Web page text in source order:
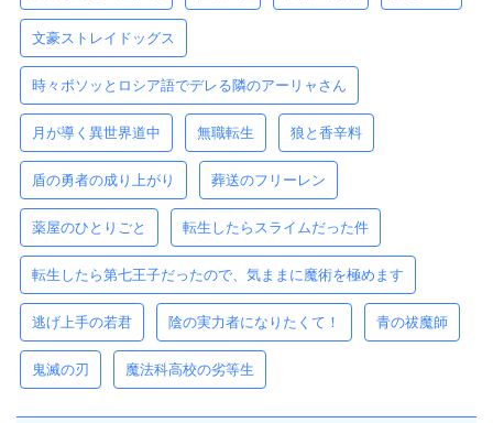
文豪ストレイドッグス
時々ボソッとロシア語でデレる隣のアーリャさん
月が導く異世界道中 無職転生 狼と香辛料
盾の勇者の成り上がり 葬送のフリーレン
薬屋のひとりごと 転生したらスライムだった件
転生したら第七王子だったので、気ままに魔術を極めます
逃げ上手の若君 陰の実力者になりたくて！ 青の祓魔師
鬼滅の刃 魔法科高校の劣等生